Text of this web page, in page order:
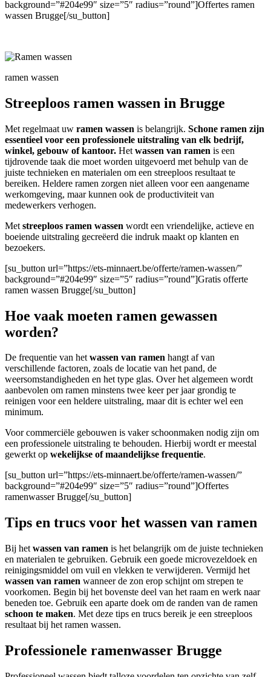
background=”#204e99″ size=”5″ radius=”round”]Offertes ramen
wassen Brugge[/su_button]
ramen wassen
Streeploos ramen wassen in Brugge
Met regelmaat uw ramen wassen is belangrijk. Schone ramen zijn
essentieel voor een professionele uitstraling van elk bedrijf,
winkel, gebouw of kantoor. Het wassen van ramen is een
tijdrovende taak die moet worden uitgevoerd met behulp van de
juiste technieken en materialen om een streeploos resultaat te
bereiken. Heldere ramen zorgen niet alleen voor een aangename
werkomgeving, maar kunnen ook de productiviteit van
medewerkers verhogen.
Met streeploos ramen wassen wordt een vriendelijke, actieve en
boeiende uitstraling gecreëerd die indruk maakt op klanten en
bezoekers.
[su_button url=”https://ets-minnaert.be/offerte/ramen-wassen/”
background=”#204e99″ size=”5″ radius=”round”]Gratis offerte
ramen wassen Brugge[/su_button]
Hoe vaak moeten ramen gewassen
worden?
De frequentie van hetwassen van ramen hangt af van
verschillende factoren, zoals de locatie van het pand, de
weersomstandigheden en het type glas. Over het algemeen wordt
aanbevolen om ramen minstens twee keer per jaar grondig te
reinigen voor een heldere uitstraling, maar dit is echter wel een
minimum.
Voor commerciële gebouwen is vaker schoonmaken nodig zijn om
een professionele uitstraling te behouden. Hierbij wordt er meestal
gewerkt op wekelijkse of maandelijkse frequentie.
[su_button url=”https://ets-minnaert.be/offerte/ramen-wassen/”
background=”#204e99″ size=”5″ radius=”round”]Offertes
ramenwasser Brugge[/su_button]
Tips en trucs voor het wassen van ramen
Bij het wassen van ramen is het belangrijk om de juiste technieken
en materialen te gebruiken. Gebruik een goede microvezeldoek en
reinigingsmiddel om vuil en vlekken te verwijderen. Vermijd het
wassen van ramen wanneer de zon erop schijnt om strepen te
voorkomen. Begin bij het bovenste deel van het raam en werk naar
beneden toe. Gebruik een aparte doek om de randen van de ramen
schoon te maken. Met deze tips en trucs bereik je een streeploos
resultaat bij het ramen wassen.
Professionele ramenwasser Brugge